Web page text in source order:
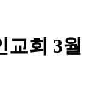
교회 3월